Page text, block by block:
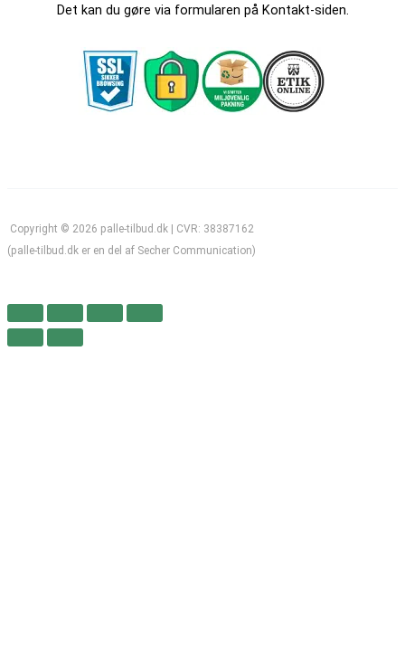
Det kan du gøre via formularen på Kontakt-siden.
Copyright © 2026 palle-tilbud.dk | CVR: 38387162
(palle-tilbud.dk er en del af Secher Communication)